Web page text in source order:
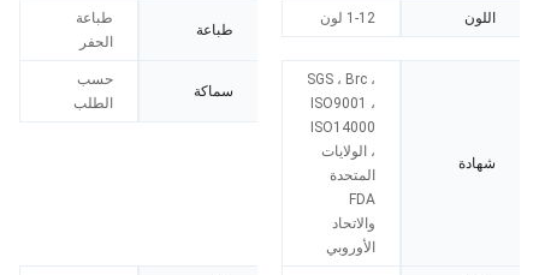
طباعة
طباعة
الحفر
اللون 1-12 لون
سماكة
حسب
الطلب
شهادة
SGS ، Brc ،
ISO9001 ،
ISO14000
، الولايات
المتحدة
FDA
والاتحاد
الأوروبي